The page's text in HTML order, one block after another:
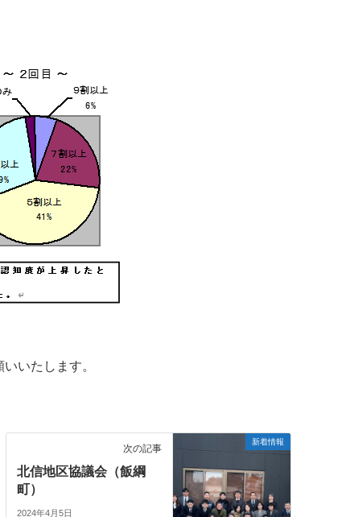
いたします。
新着情報
次の記事
北信地区協議会（飯綱
町）
2024年4月5日